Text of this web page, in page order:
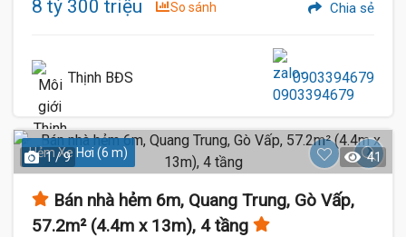
8 tỷ 300 triệu So sánh Chia sẻ
Thịnh BĐS 0903394679
Hẻm Xe Hơi (6 m)
1 / 9 41
Bán nhà hẻm 6m, Quang Trung, Gò Vấp,
57.2m² (4.4m x 13m), 4 tầng